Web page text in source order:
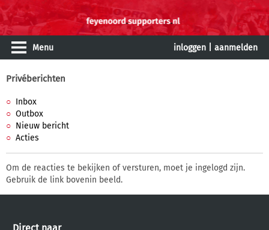
Menu inloggen aanmelden
Privéberichten
Inbox
Outbox
Nieuw bericht
Acties
Om de reacties te bekijken of versturen, moet je ingelogd zijn.
Gebruik de link bovenin beeld.